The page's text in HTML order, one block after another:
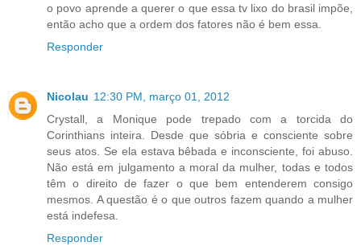
o povo aprende a querer o que essa tv lixo do brasil impõe,
então acho que a ordem dos fatores não é bem essa.
Responder
Nicolau 12:30 PM, março 01, 2012
Crystall, a Monique pode trepado com a torcida do
Corinthians inteira. Desde que sóbria e consciente sobre
seus atos. Se ela estava bêbada e inconsciente, foi abuso.
Não está em julgamento a moral da mulher, todas e todos
têm o direito de fazer o que bem entenderem consigo
mesmos. A questão é o que outros fazem quando a mulher
está indefesa.
Responder